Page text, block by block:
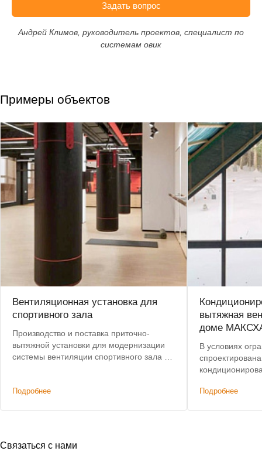
Задать вопрос
Андрей Климов, руководитель проектов, специалист по
системам овик
Примеры объектов
Вентиляционная установка для
спортивного зала
Производство и поставка приточно-
вытяжной установки для модернизации
системы вентиляции спортивного зала в
Подробнее
вытяжная
доме
В условиях
Подробнее
Связаться с нами